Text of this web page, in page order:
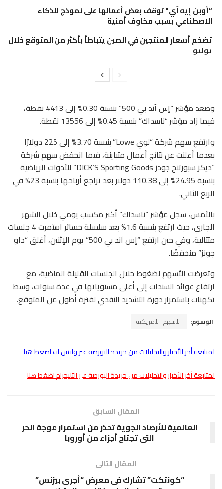
“أوبن إيه آي” توقف بعض أعمالها على نموذج للذكاء
الاصطناعي بسبب مخاوف أمنية
تضخم أسعار المنتجين في الصين يتباطأ بأكثر من المتوقع خلال
يوليو
وصعد مؤشر “إس آند بي 500” بنسبة 0.30% إلى 4413 نقطة،
فيما زاد مؤشر “ناسداك” بنسبة 0.45% إلى 13556 نقطة.
وارتفع سهم شركة “لويLowe
” بنسبة 3.70% إلى 225 دولارًا
بعدما أعلنت عن نتائج أعمال متباينة، فيما انخفض سهم شركة
“ديكز سبورتنج جودزDICK’S Sporting Goods” للأدوات الرياضية
بنسبة 24.95% إلى 110.38 دولار بعد تراجع أرباحها بنسبة 23% في
الربع الثاني.
بالأمس، سجل مؤشر “ناسداك” أكبر مكسب يومي خلال الشهر
الجاري، حيث ارتفع بنسبة 1.6% بعد سلسلة خسائر استمرت 4 جلسات
متتالية، وفي حين ارتفع “إس آند بي 500” يوم الإثنين، أغلق “داو
جونز” منخفضًا.
وتعرضت الأسهم لضغوط خلال الجلسات القليلة الماضية، مع
ارتفاع عوائد السندات إلى أعلى مستوياتها في عدة سنوات، وسط
تكهنات باستمرار دورة التشديد النقدي لفترة أطول من المتوقع.
الوسوم: الأسهم الأمريكية
لمتابعة أخر الأخبار والتحليلات من جريدة البورصة عبر واتس اب اضغط هنا
لمتابعة أخر الأخبار والتحليلات من جريدة البورصة عبر التليجرام اضغط هنا
المقال السابق
العالمية للأرصاد الجوية تحذر من استمرار موجة الحر
التى تجتاح أجزاء من أوروبا
المقال التالى
“كونتكت” تشارك فى معرض “أجرى بيزنس”